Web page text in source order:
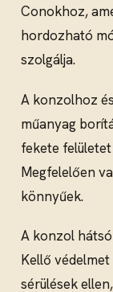
Conokhoz,
hordozható
szolgálja.
A konzolhoz
műanyag
fekete
Megfelelően
könnyűek.
A konzol
Kellő
sérülések